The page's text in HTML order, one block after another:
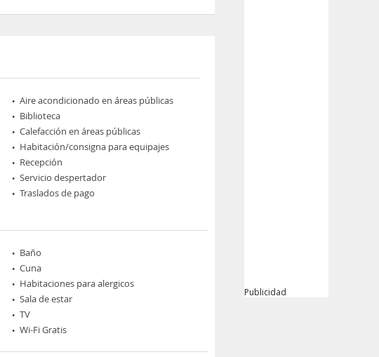
Aire acondicionado en áreas públicas
Biblioteca
Calefacción en áreas públicas
Habitación/consigna para equipajes
Recepción
Servicio despertador
Traslados de pago
Baño
Cuna
Habitaciones para alergicos
Sala de estar
TV
Wi-Fi Gratis
Publicidad